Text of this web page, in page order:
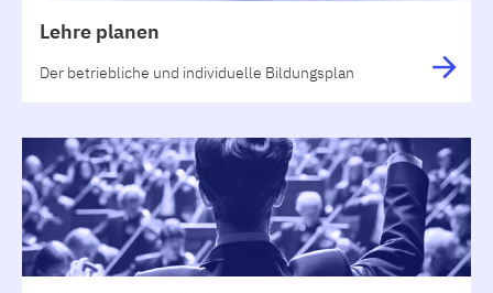
Lehre planen
Der betriebliche und individuelle Bildungsplan